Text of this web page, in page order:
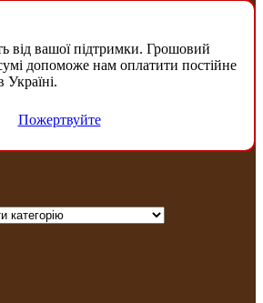
вашої підтримки. Грошовий
допоможе нам оплатити постійне
Україні.
Пожертвуйте